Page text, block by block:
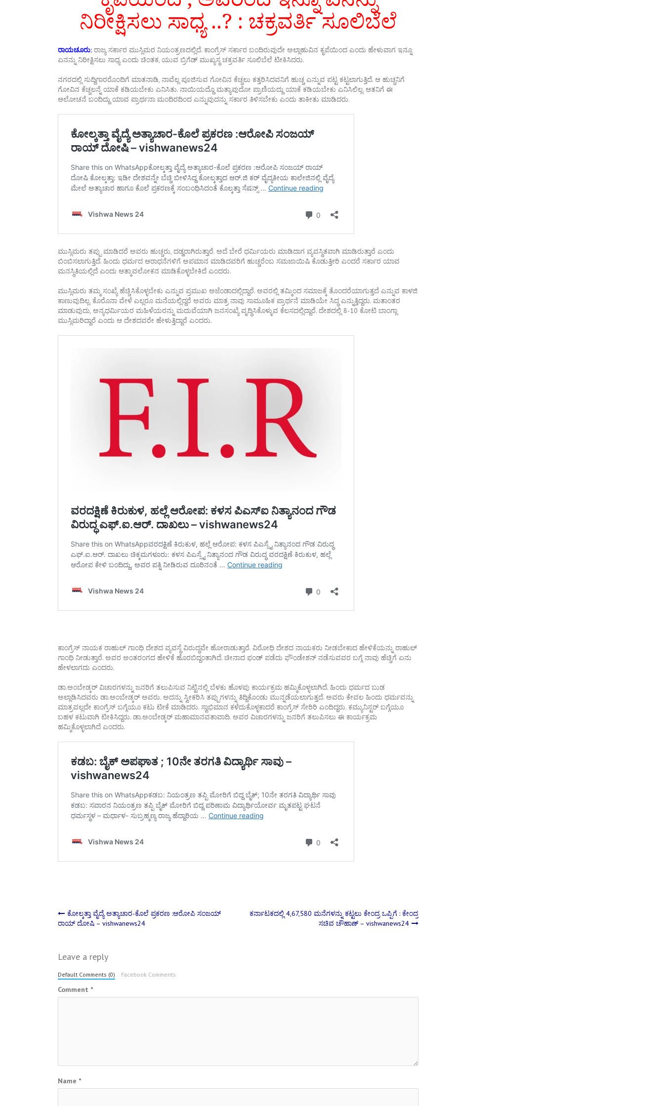
ನಿರೀಕ್ಷಿಸಲು ಸಾಧ್ಯ ..? : ಚಕ್ರವರ್ತಿ ಸೂಲಿಬೆಲೆ
ರಾಯಚೂರು: ರಾಜ್ಯ ಸರ್ಕಾರ ಮುಸ್ಲಿಮರ ನಿಯಂತ್ರಣದಲ್ಲಿದೆ. ಕಾಂಗ್ರೆಸ್ ಸರ್ಕಾರ ಬಂದಿರುವುದೇ ಅಲ್ಲಾಹುವಿನ ಕೃಪೆಯಿಂದ ಎಂದು ಹೇಳುವಾಗ ಇನ್ನೂ
ಏನನ್ನು ನಿರೀಕ್ಷಿಸಲು ಸಾಧ್ಯ ಎಂದು ಚಿಂತಕ, ಯುವ ಬ್ರಿಗೆಡ್ ಮುಖ್ಯಸ್ಥ ಚಕ್ರವರ್ತಿ ಸೂಲಿಬೆಲೆ ಟೀಕಿಸಿದರು.
ನಗರದಲ್ಲಿ ಸುದ್ದಿಗಾರರೊಂದಿಗೆ ಮಾತನಾಡಿ, ನಾವೆಲ್ಲ ಪೂಜಿಸುವ ಗೋವಿನ ಕೆಚ್ಚಲು ಕತ್ತರಿಸಿದವನಿಗೆ ಹುಚ್ಚ ಎನ್ನುವ ಪಟ್ಟ ಕಟ್ಟಲಾಗುತ್ತಿದೆ. ಆ ಹುಚ್ಚನಿಗೆ
ಗೋವಿನ ಕೆಚ್ಚಲನ್ನೆ ಯಾಕೆ ಕಡಿಯಬೇಕು ಎನಿಸಿತು. ನಾಯಿಯದ್ದೊ ಮತ್ಯಾವುದೋ ಪ್ರಾಣಿಯದ್ದು ಯಾಕೆ ಕಡಿಯಬೇಕು ಎನಿಸಿಲಿಲ್ಲ. ಆತನಿಗೆ ಈ
ಆಲೋಚನೆ ಬಂದಿದ್ದು ಯಾವ ಪ್ರಾರ್ಥನಾ ಮಂದಿರದಿಂದ ಎನ್ನುವುದನ್ನು ಸರ್ಕಾರ ತಿಳಿಸಬೇಕು ಎಂದು ತಾಕೀತು ಮಾಡಿದರು.
ಮುಸ್ಲಿಮರು ತಪ್ಪು ಮಾಡಿದರೆ ಅವರು ಹುಚ್ಚರು, ದಡ್ಡರಾಗಿರುತ್ತಾರೆ. ಅದೆ ಬೇರೆ ಧರ್ಮಿಯರು ಮಾಡಿದಾಗ ವ್ಯವಸ್ಥಿತವಾಗಿ ಮಾಡಿರುತ್ತಾರೆ ಎಂದು
ಬಿಂಬಿಸಲಾಗುತ್ತಿದೆ. ಹಿಂದು ಧರ್ಮದ ಆರಾಧನೆಗಳಿಗೆ ಅಪಮಾನ ಮಾಡಿದವರಿಗೆ ಹುಚ್ಚರೆಂಬ ಸಮಜಾಯಿಷಿ ಕೊಡುತ್ತೀರಿ ಎಂದರೆ ಸರ್ಕಾರ ಯಾವ
ಮನಸ್ಥಿತಿಯಲ್ಲಿದೆ ಎಂದು ಆತ್ಮಾವಲೋಕನ ಮಾಡಿಕೊಳ್ಳಬೇಕಿದೆ ಎಂದರು.
ಮುಸ್ಲಿಮರು ತಮ್ಮ ಸಂಖ್ಯೆ ಹೆಚ್ಚಿಸಿಕೊಳ್ಳಬೇಕು ಎನ್ನುವ ಪ್ರಮುಖ ಅಜೆಂಡಾದಲ್ಲಿದ್ದಾರೆ. ಅವರಲ್ಲಿ ತಮ್ಮಿಂದ ಸಮಾಜಕ್ಕೆ ತೊಂದರೆಯಾಗುತ್ತದೆ ಎನ್ನುವ ಕಾಳಜಿ
ಕಾಣುವುದಿಲ್ಲ. ಕೊರೊನಾ ವೇಳೆ ಎಲ್ಲರೂ ಮನೆಯಲ್ಲಿದ್ದರೆ ಅವರು ಮಾತ್ರ ನಾವು ಸಾಮೂಹಿಕ ಪ್ರಾರ್ಥನೆ ಮಾಡಿಯೇ ಸಿದ್ಧ ಎನ್ನುತ್ತಿದ್ದರು. ಮತಾಂತರ
ಮಾಡುವುದು, ಅನ್ಯಧರ್ಮಿಯರ ಮಹಿಳೆಯರನ್ನು ಮದುವೆಯಾಗಿ ಜನಸಂಖ್ಯೆ ವೃದ್ಧಿಸಿಕೊಳ್ಳುವ ಕೆಲಸದಲ್ಲಿದ್ದಾರೆ. ದೇಶದಲ್ಲಿ 8-10 ಕೋಟಿ ಬಾಂಗ್ಲಾ
ಮುಸ್ಲಿಮರಿದ್ದಾರೆ ಎಂದು ಆ ದೇಶದವರೇ ಹೇಳುತ್ತಿದ್ದಾರೆ ಎಂದರು.
ಕಾಂಗ್ರೆಸ್ ನಾಯಕ ರಾಹುಲ್ ಗಾಂಧಿ ದೇಶದ ವ್ಯವಸ್ಥೆ ವಿರುದ್ಧವೇ ಹೋರಾಡುತ್ತಾರೆ. ವಿರೋಧಿ ದೇಶದ ನಾಯಕರು ನೀಡಬೇಕಾದ ಹೇಳಿಕೆಯನ್ನು ರಾಹುಲ್
ಗಾಂಧಿ ನೀಡುತ್ತಾರೆ. ಅವರ ಅಂತರಂಗದ ಹೇಳಿಕೆ ಹೊರಬಿದ್ದಂತಾಗಿದೆ. ಚೀನಾದ ಫಂಡ್ ಪಡೆದು ಫೌಂಡೇಶನ್ ನಡೆಸುವವರ ಬಗ್ಗೆ ನಾವು ಹೆಚ್ಚಿಗೆ ಏನು
ಹೇಳಲಾಗದು ಎಂದರು.
ಡಾ.ಅಂಬೇಡ್ಕರ್ ವಿಚಾರಗಳನ್ನು ಜನರಿಗೆ ತಲುಪಿಸುವ ನಿಟ್ಟಿನಲ್ಲಿ ಬೆಳಕು ಹೊಳಪು ಕಾರ್ಯಕ್ರಮ ಹಮ್ಮಿಕೊಳ್ಳಲಾಗಿದೆ. ಹಿಂದು ಧರ್ಮದ ಬುಡ
ಅಲ್ಲಾಡಿಸಿದವರು ಡಾ.ಅಂಬೇಡ್ಕರ್ ಅವರು. ಅದನ್ನು ಸ್ವೀಕರಿಸಿ ತಪ್ಪುಗಳನ್ನು ತಿದ್ದಿಕೊಂಡು ಮುನ್ನಡೆಯಲಾಗುತ್ತದೆ. ಅವರು ಕೇವಲ ಹಿಂದು ಧರ್ಮವನ್ನು
ಮಾತ್ರವಲ್ಲದೇ ಕಾಂಗ್ರೆಸ್ ಬಗ್ಗೆಯೂ ಕಟು ಟೀಕೆ ಮಾಡಿದರು. ಸ್ವಾಭಿಮಾನ ಕಳೆದುಕೊಳ್ಳಕಾದರೆ ಕಾಂಗ್ರೆಸ್ ಸೇರಿರಿ ಎಂದಿದ್ದರು. ಕಮ್ಯುನಿಸ್ಟರ್ ಬಗ್ಗೆಯೂ
ಬಹಳ ಕಟುವಾಗಿ ಟೀಕಿಸಿದ್ದರು. ಡಾ.ಅಂಬೇಡ್ಕರ್ ಮಹಾಮಾನವತಾವಾದಿ. ಅವರ ವಿಚಾರಗಳನ್ನು ಜನರಿಗೆ ತಲುಪಿಸಲು ಈ ಕಾರ್ಯಕ್ರಮ
ಹಮ್ಮಿಕೊಳ್ಳಲಾಗಿದೆ ಎಂದರು.
Post
ಕೋಲ್ಕತ್ತಾ ವೈದ್ಯೆ ಅತ್ಯಾಚಾರ-ಕೊಲೆ ಪ್ರಕರಣ :ಆರೋಪಿ ಸಂಜಯ್
ರಾಯ್ ದೋಷಿ – vishwanews24
ಕರ್ನಾಟಕದಲ್ಲಿ 4,67,580 ಮನೆಗಳನ್ನು ಕಟ್ಟಲು ಕೇಂದ್ರ ಒಪ್ಪಿಗೆ : ಕೇಂದ್ರ
ಸಚಿವ ಚೌಹಾಣ್ – vishwanews24
Leave a reply
Default Comments (0) Facebook Comments
Comment *
Name *